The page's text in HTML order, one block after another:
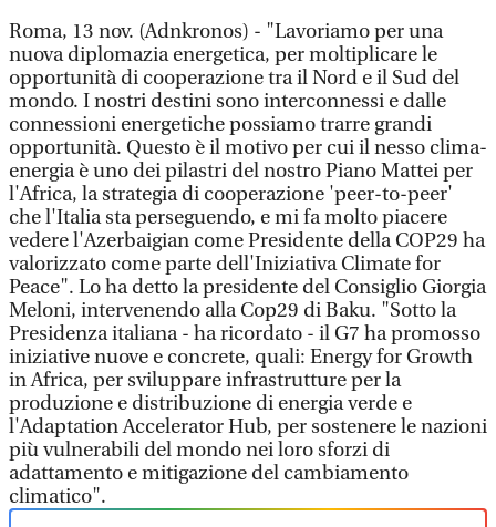
Roma, 13 nov. (Adnkronos) - "Lavoriamo per una
nuova diplomazia energetica, per moltiplicare le
opportunità di cooperazione tra il Nord e il Sud del
mondo. I nostri destini sono interconnessi e dalle
connessioni energetiche possiamo trarre grandi
opportunità. Questo è il motivo per cui il nesso clima-
energia è uno dei pilastri del nostro Piano Mattei per
l'Africa, la strategia di cooperazione 'peer-to-peer'
che l'Italia sta perseguendo, e mi fa molto piacere
vedere l'Azerbaigian come Presidente della COP29 ha
valorizzato come parte dell'Iniziativa Climate for
Peace". Lo ha detto la presidente del Consiglio Giorgia
Meloni, intervenendo alla Cop29 di Baku. "Sotto la
Presidenza italiana - ha ricordato - il G7 ha promosso
iniziative nuove e concrete, quali: Energy for Growth
in Africa, per sviluppare infrastrutture per la
produzione e distribuzione di energia verde e
l'Adaptation Accelerator Hub, per sostenere le nazioni
più vulnerabili del mondo nei loro sforzi di
adattamento e mitigazione del cambiamento
climatico".